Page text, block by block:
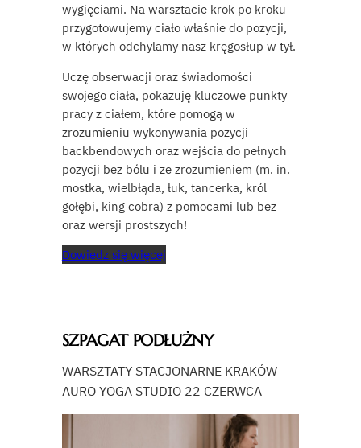
wygięciami. Na warsztacie krok po kroku
przygotowujemy ciało właśnie do pozycji,
w których odchylamy nasz kręgosłup w tył.
Uczę obserwacji oraz świadomości
swojego ciała, pokazuję kluczowe punkty
pracy z ciałem, które pomogą w
zrozumieniu wykonywania pozycji
backbendowych oraz wejścia do pełnych
pozycji bez bólu i ze zrozumieniem (m. in.
mostka, wielbłąda, łuk, tancerka, król
gołębi, king cobra) z pomocami lub bez
oraz wersji prostszych!
Dowiedz się więcej
SZPAGAT PODŁUŻNY
WARSZTATY STACJONARNE KRAKÓW –
AURO YOGA STUDIO 22 CZERWCA